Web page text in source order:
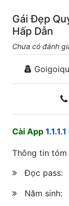
Gái Đẹp
Hấp Dẫn
Chưa có đánh
Cài App 1.1.1.1
Thông tin
Đọc pass:
Năm sinh: